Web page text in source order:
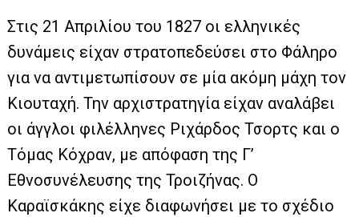
Στις 21 Απριλίου του 1827 οι ελληνικές
δυνάμεις είχαν στρατοπεδεύσει στο Φάληρο
για να αντιμετωπίσουν σε μία ακόμη μάχη τον
Κιουταχή. Την αρχιστρατηγία είχαν αναλάβει
οι άγγλοι φιλέλληνες Ριχάρδος Τσορτς και ο
Τόμας Κόχραν, με απόφαση της Γ’
Εθνοσυνέλευσης της Τροιζήνας. Ο
Καραϊσκάκης είχε διαφωνήσει με το σχέδιο